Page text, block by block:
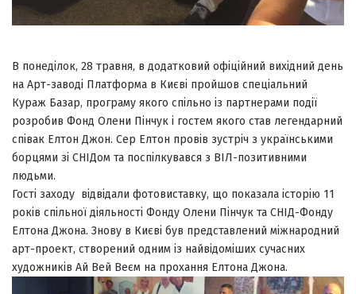
В понеділок, 28 травня, в додатковий офіційний вихідний день
на Арт-заводі Платформа в Києві пройшов спеціальний
Кураж Базар, програму якого спільно із партнерами події
розробив Фонд Олени Пінчук і гостем якого став легендарний
співак Елтон Джон. Сер Елтон провів зустріч з українськими
борцями зі СНІДом та поспілкувався з ВІЛ-позитивними
людьми.
Гості заходу відвідали фотовиставку, що показала історію 11
років спільної діяльності Фонду Олени Пінчук та СНІД-Фонду
Елтона Джона. Знову в Києві був представлений міжнародний
арт-проект, створений одним із найвідоміших сучасних
художників Ай Вей Веєм на прохання Елтона Джона.